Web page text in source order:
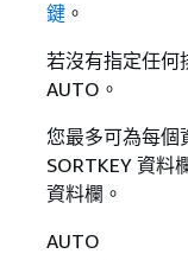
鍵。
若沒有指定任何
AUTO。
您最多可為每個
SORTKEY 資料
資料欄。
AUTO